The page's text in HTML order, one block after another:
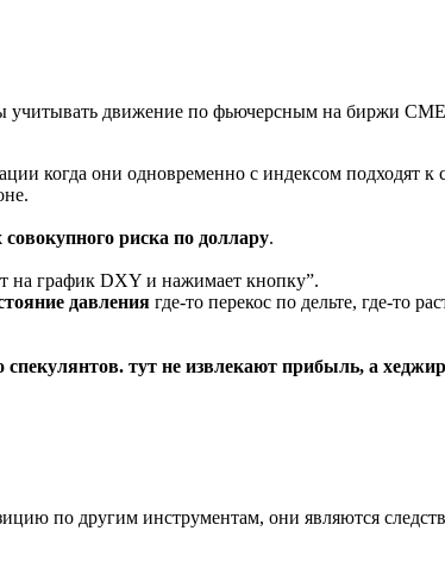
учитывать движение по фьючерсным на биржи
когда они одновременно с индексом подходят
совокупного риска по доллару.
на график DXY и нажимает кнопку”.
давления где-то перекос по дельте, где-то
тут не извлекают прибыль, а
по другим инструментам, они являются